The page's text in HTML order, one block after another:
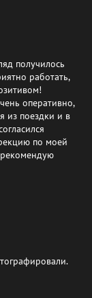
получилось
работать,
оперативно,
из поездки и в
по моей